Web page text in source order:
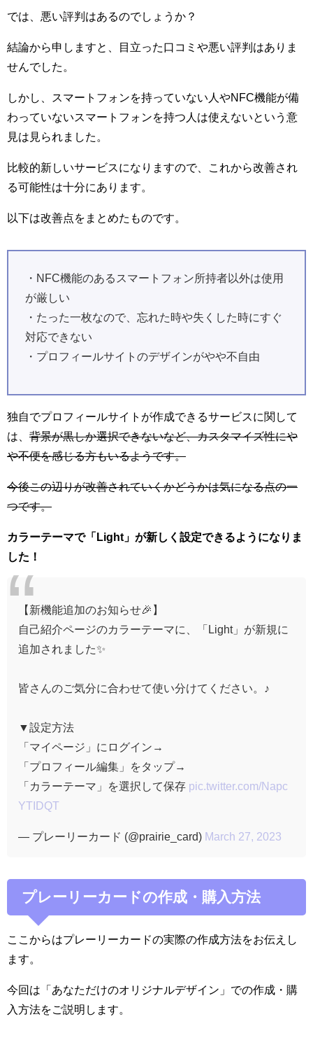
では、悪い評判はあるのでしょうか？
結論から申しますと、目立った口コミや悪い評判はありま
せんでした。
しかし、スマートフォンを持っていない人やNFC機能が備
わっていないスマートフォンを持つ人は使えないという意
見は見られました。
比較的新しいサービスになりますので、これから改善され
る可能性は十分にあります。
以下は改善点をまとめたものです。
・NFC機能のあるスマートフォン所持者以外は使用
が厳しい
・たった一枚なので、忘れた時や失くした時にすぐ
対応できない
・プロフィールサイトのデザインがやや不自由
独自でプロフィールサイトが作成できるサービスに関して
は、 背景が黒しか選択できないなど、カスタマイズ性にや
や不便を感じる方もいるようです。
今後この辺りが改善されていくかどうかは気になる点の一
つです。
カラーテーマで「Light」が新しく設定できるようになりま
した！
【新機能追加のお知らせ🎉】
自己紹介ページのカラーテーマに、「Light」が新規に
追加されました✨
皆さんのご気分に合わせて使い分けてください。♪
▼設定方法
「マイページ」にログイン→
「プロフィール編集」をタップ→
「カラーテーマ」を選択して保存 pic.twitter.com/Napc
YTIDQT
— プレーリーカード (@prairie_card) March 27, 2023
プレーリーカードの作成・購入方法
ここからはプレーリーカードの実際の作成方法をお伝えし
ます。
今回は「あなただけのオリジナルデザイン」での作成・購
入方法をご説明します。